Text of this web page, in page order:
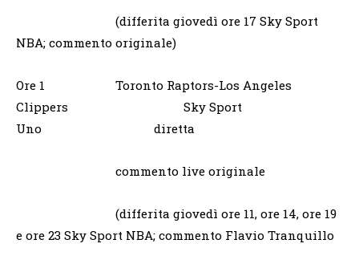
(differita giovedì ore 17 Sky Sport
NBA; commento originale)
Ore 1 Toronto Raptors-Los Angeles
Clippers Sky Sport
Uno diretta
commento live originale
(differita giovedì ore 11, ore 14, ore 19
e ore 23 Sky Sport NBA; commento Flavio Tranquillo